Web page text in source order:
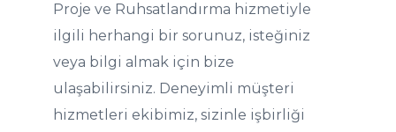
Proje ve Ruhsatlandırma hizmetiyle
ilgili herhangi bir sorunuz, isteğiniz
veya bilgi almak için bize
ulaşabilirsiniz. Deneyimli müşteri
hizmetleri ekibimiz, sizinle işbirliği